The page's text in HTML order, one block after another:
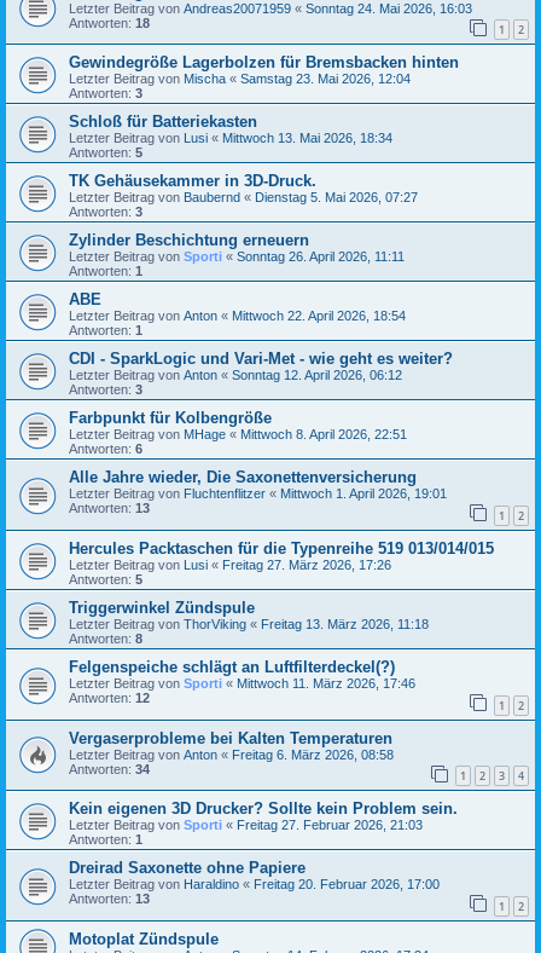
Letzter Beitrag von Andreas20071959 « Sonntag 24. Mai 2026, 16:03
Antworten: 18 1 2
Gewindegröße Lagerbolzen für Bremsbacken hinten
Letzter Beitrag von Mischa « Samstag 23. Mai 2026, 12:04
Antworten: 3
Schloß für Batteriekasten
Letzter Beitrag von Lusi « Mittwoch 13. Mai 2026, 18:34
Antworten: 5
TK Gehäusekammer in 3D-Druck.
Letzter Beitrag von Baubernd « Dienstag 5. Mai 2026, 07:27
Antworten: 3
Zylinder Beschichtung erneuern
Letzter Beitrag von Sporti « Sonntag 26. April 2026, 11:11
Antworten: 1
ABE
Letzter Beitrag von Anton « Mittwoch 22. April 2026, 18:54
Antworten: 1
CDI - SparkLogic und Vari-Met - wie geht es weiter?
Letzter Beitrag von Anton « Sonntag 12. April 2026, 06:12
Antworten: 3
Farbpunkt für Kolbengröße
Letzter Beitrag von MHage « Mittwoch 8. April 2026, 22:51
Antworten: 6
Alle Jahre wieder, Die Saxonettenversicherung
Letzter Beitrag von Fluchtenflitzer « Mittwoch 1. April 2026, 19:01
Antworten: 13 1 2
Hercules Packtaschen für die Typenreihe 519 013/014/015
Letzter Beitrag von Lusi « Freitag 27. März 2026, 17:26
Antworten: 5
Triggerwinkel Zündspule
Letzter Beitrag von ThorViking « Freitag 13. März 2026, 11:18
Antworten: 8
Felgenspeiche schlägt an Luftfilterdeckel(?)
Letzter Beitrag von Sporti « Mittwoch 11. März 2026, 17:46
Antworten: 12 1 2
Vergaserprobleme bei Kalten Temperaturen
Letzter Beitrag von Anton « Freitag 6. März 2026, 08:58
Antworten: 34 1 2 3 4
Kein eigenen 3D Drucker? Sollte kein Problem sein.
Letzter Beitrag von Sporti « Freitag 27. Februar 2026, 21:03
Antworten: 1
Dreirad Saxonette ohne Papiere
Letzter Beitrag von Haraldino « Freitag 20. Februar 2026, 17:00
Antworten: 13 1 2
Motoplat Zündspule